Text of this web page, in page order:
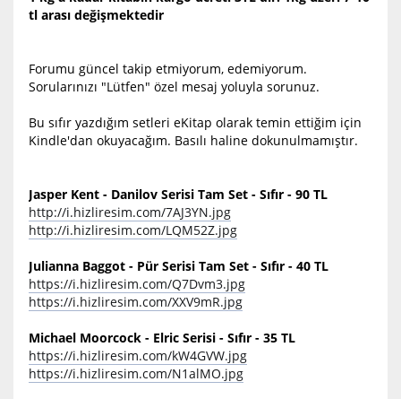
tl arası değişmektedir
Forumu güncel takip etmiyorum, edemiyorum.
Sorularınızı "Lütfen" özel mesaj yoluyla sorunuz.
Bu sıfır yazdığım setleri eKitap olarak temin ettiğim için
Kindle'dan okuyacağım. Basılı haline dokunulmamıştır.
Jasper Kent - Danilov Serisi Tam Set - Sıfır - 90 TL
http://i.hizliresim.com/7AJ3YN.jpg
http://i.hizliresim.com/LQM52Z.jpg
Julianna Baggot - Pür Serisi Tam Set - Sıfır - 40 TL
https://i.hizliresim.com/Q7Dvm3.jpg
https://i.hizliresim.com/XXV9mR.jpg
Michael Moorcock - Elric Serisi - Sıfır - 35 TL
https://i.hizliresim.com/kW4GVW.jpg
https://i.hizliresim.com/N1alMO.jpg